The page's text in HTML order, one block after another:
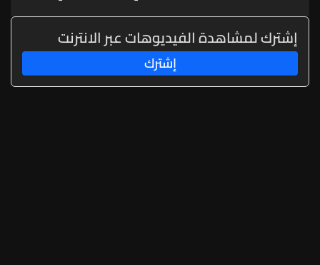
تعويضات عن الحربين الأخيرتين اللتين
شنتهما علينا
إشترك لمشاهدة الفيديوهات عبر الانترنت
إشترك